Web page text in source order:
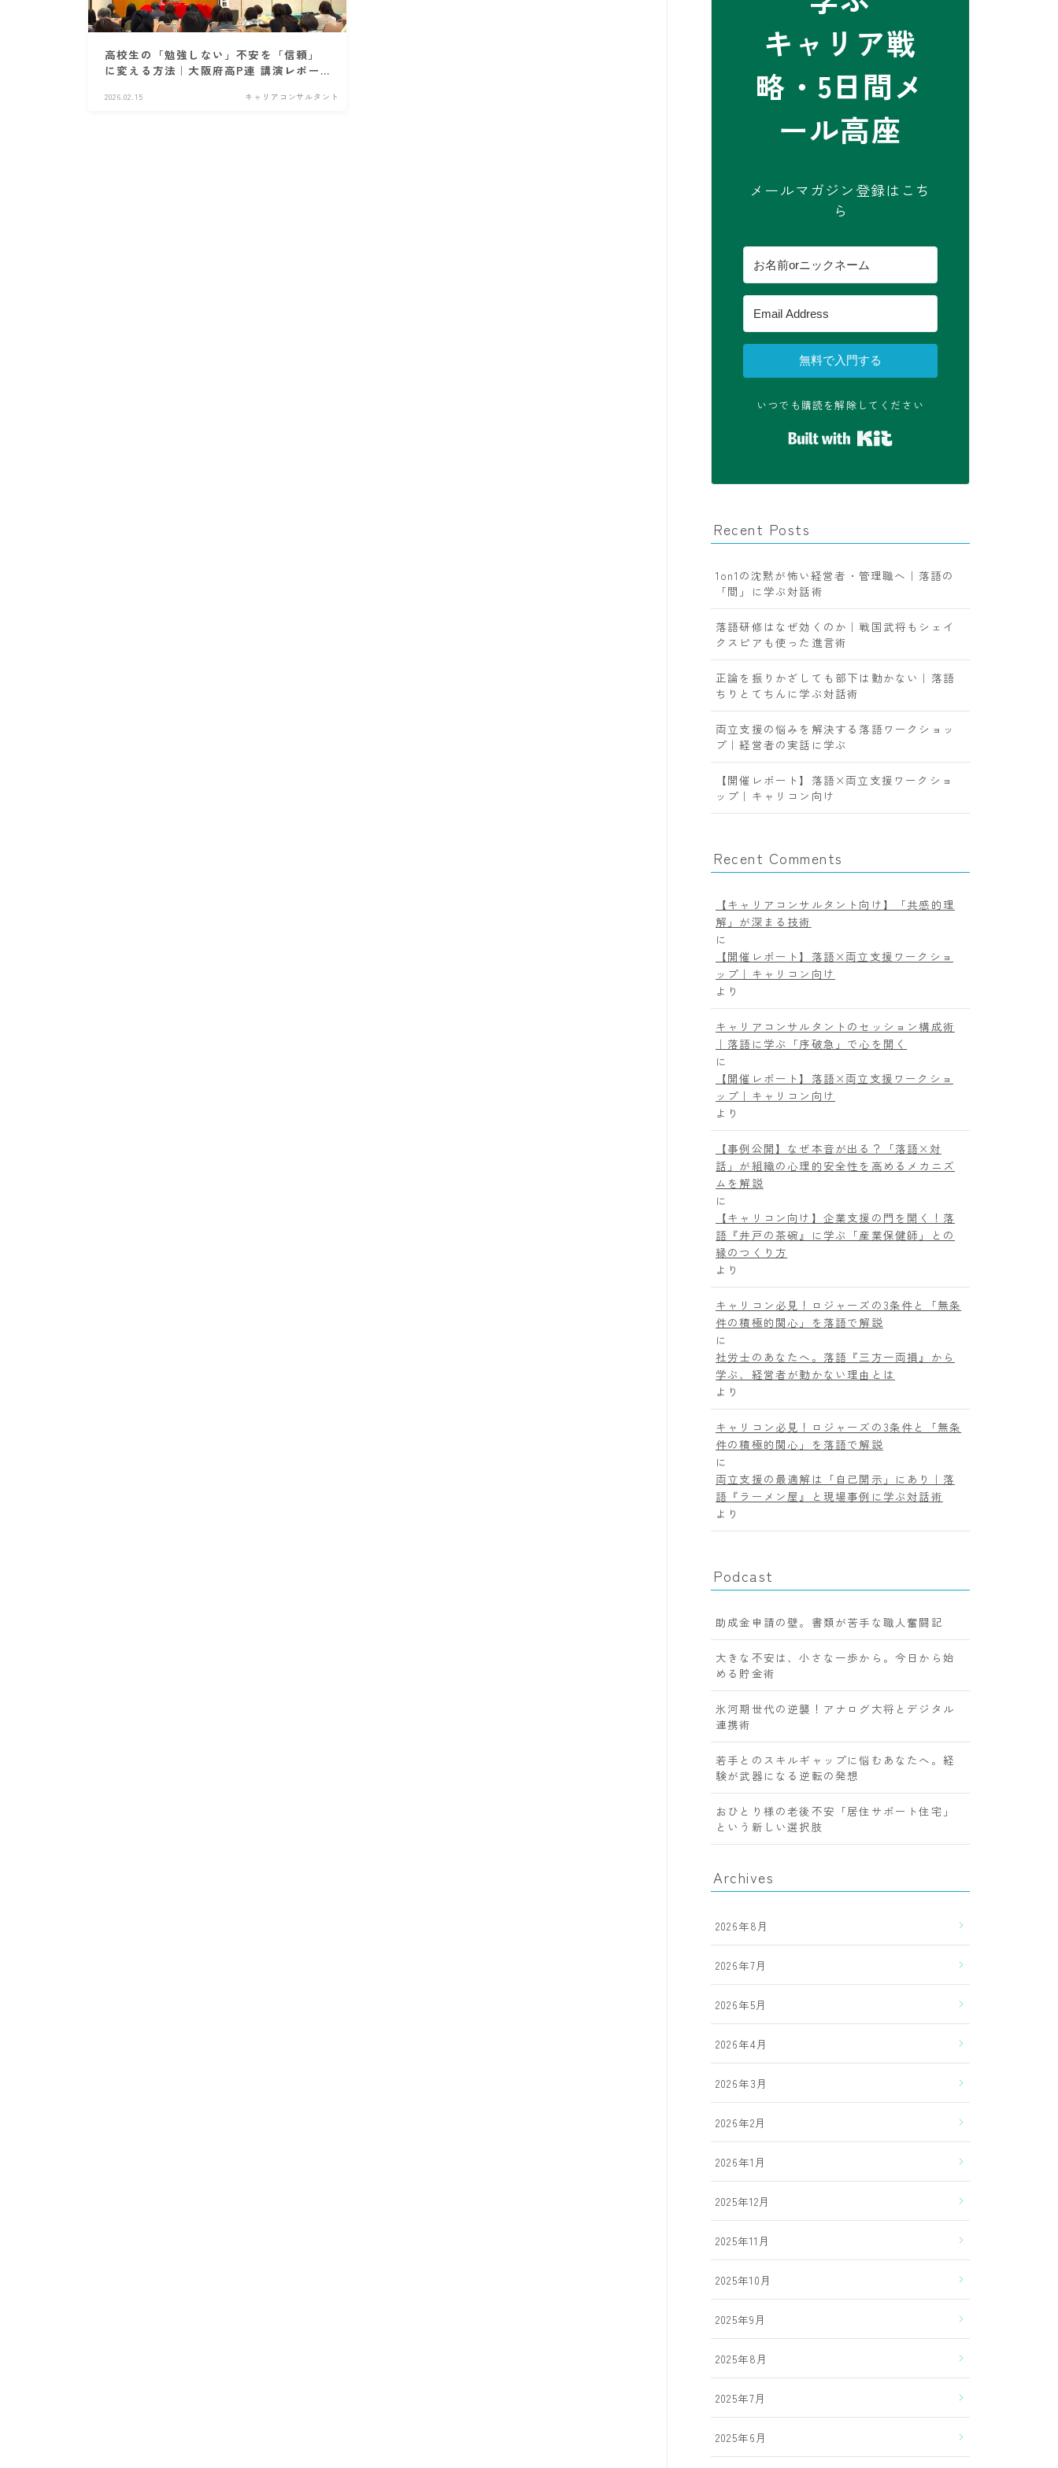
高校生の「勉強しない」不安を「信頼」
に変える方法｜大阪府高P連 講演レポー
2026.02.15 キャリアコンサルタント
キャリア戦
略・5日間メ
ール高座
メールマガジン登録はこち
ら
無料で入門する
いつでも購読を解除してください
Recent Posts
1on1の沈黙が怖い経営者・管理職へ｜落語の
「間」に学ぶ対話術
落語研修はなぜ効くのか｜戦国武将もシェイ
クスピアも使った進言術
正論を振りかざしても部下は動かない｜落語
ちりとてちんに学ぶ対話術
両立支援の悩みを解決する落語ワークショッ
プ｜経営者の実話に学ぶ
【開催レポート】落語×両立支援ワークショ
ップ｜キャリコン向け
Recent Comments
【キャリアコンサルタント向け】「共感的理
解」が深まる技術
に
【開催レポート】落語×両立支援ワークショ
ップ｜キャリコン向け
より
キャリアコンサルタントのセッション構成術
｜落語に学ぶ「序破急」で心を開く
に
【開催レポート】落語×両立支援ワークショ
ップ｜キャリコン向け
より
【事例公開】なぜ本音が出る？「落語×対
話」が組織の心理的安全性を高めるメカニズ
ムを解説
に
【キャリコン向け】企業支援の門を開く！落
語『井戸の茶碗』に学ぶ「産業保健師」との
縁のつくり方
より
キャリコン必見！ロジャーズの3条件と「無条
件の積極的関心」を落語で解説
に
社労士のあなたへ。落語『三方一両損』から
学ぶ、経営者が動かない理由とは
より
キャリコン必見！ロジャーズの3条件と「無条
件の積極的関心」を落語で解説
に
両立支援の最適解は「自己開示」にあり｜落
語『ラーメン屋』と現場事例に学ぶ対話術
より
Podcast
助成金申請の壁。書類が苦手な職人奮闘記
大きな不安は、小さな一歩から。今日から始
める貯金術
氷河期世代の逆襲！アナログ大将とデジタル
連携術
若手とのスキルギャップに悩むあなたへ。経
験が武器になる逆転の発想
おひとり様の老後不安「居住サポート住宅」
という新しい選択肢
Archives
2026年8月
2026年7月
2026年5月
2026年4月
2026年3月
2026年2月
2026年1月
2025年12月
2025年11月
2025年10月
2025年9月
2025年8月
2025年7月
2025年6月